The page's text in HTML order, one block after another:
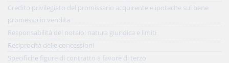
Credito privilegiato del promissario acquirente e ipoteche sul bene
promesso in vendita
Responsabilità del notaio: natura giuridica e limiti
Reciprocità delle concessioni
Specifiche figure di contratto a favore di terzo